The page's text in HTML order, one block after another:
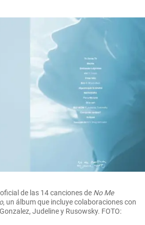
de las 14 canciones de No Me
, un álbum que incluye colaboraciones con
Judeline y Rusowsky. FOTO: